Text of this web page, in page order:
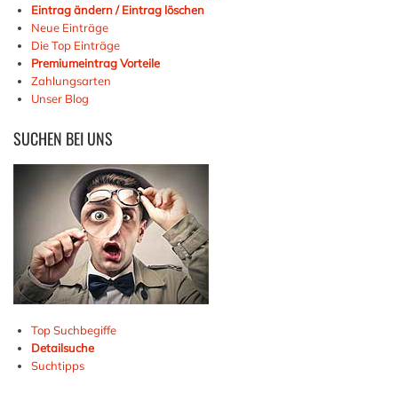
Eintrag ändern / Eintrag löschen
Neue Einträge
Die Top Einträge
Premiumeintrag Vorteile
Zahlungsarten
Unser Blog
SUCHEN BEI UNS
Top Suchbegiffe
Detailsuche
Suchtipps